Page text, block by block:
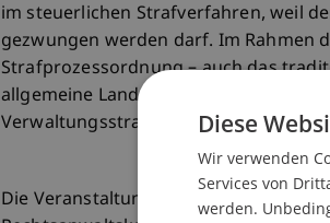
im steuerlichen Strafverfahren, weil
gezwungen werden darf. Im Rahmen
Strafprozessordnung – auch das
allgemeine Landesverwaltungspflege
Verwaltungsstrafverfahren enthält.
Die Veranstaltung erhielt regen
Diese
Wir verwenden
Services von
werden.